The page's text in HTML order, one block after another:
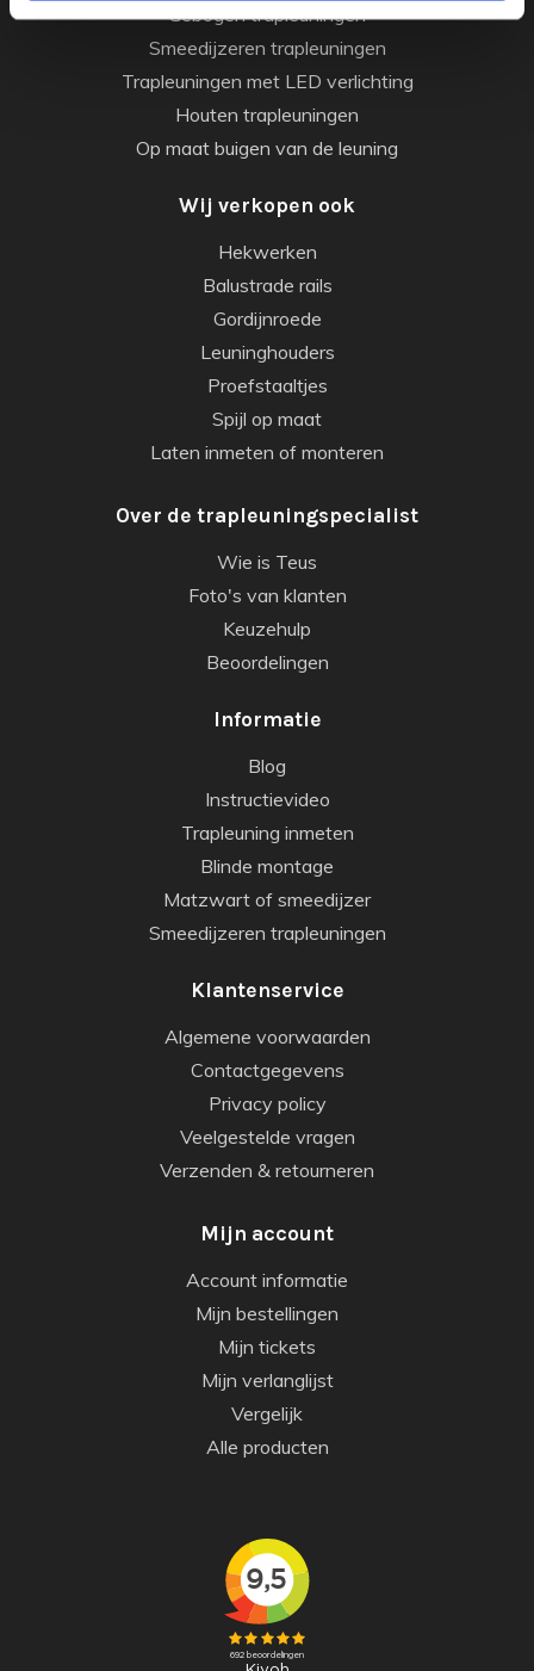
Gebogen trapleuningen
Smeedijzeren trapleuningen
Trapleuningen met LED verlichting
Houten trapleuningen
Op maat buigen van de leuning
Wij verkopen ook
Hekwerken
Balustrade rails
Gordijnroede
Leuninghouders
Proefstaaltjes
Spijl op maat
Laten inmeten of monteren
Over de trapleuningspecialist
Wie is Teus
Foto's van klanten
Keuzehulp
Beoordelingen
Informatie
Blog
Instructievideo
Trapleuning inmeten
Blinde montage
Matzwart of smeedijzer
Smeedijzeren trapleuningen
Klantenservice
Algemene voorwaarden
Contactgegevens
Privacy policy
Veelgestelde vragen
Verzenden & retourneren
Mijn account
Account informatie
Mijn bestellingen
Mijn tickets
Mijn verlanglijst
Vergelijk
Alle producten